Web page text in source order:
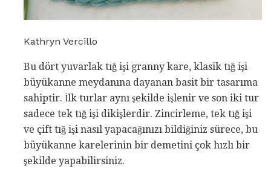
Kathryn Vercillo
Bu dört yuvarlak tığ işi granny kare, klasik tığ işi
büyükanne meydanına dayanan basit bir tasarıma
sahiptir. İlk turlar aynı şekilde işlenir ve son iki tur
sadece tek tığ işi dikişlerdir. Zincirleme, tek tığ işi
ve çift tığ işi nasıl yapacağınızı bildiğiniz sürece, bu
büyükanne karelerinin bir demetini çok hızlı bir
şekilde yapabilirsiniz.